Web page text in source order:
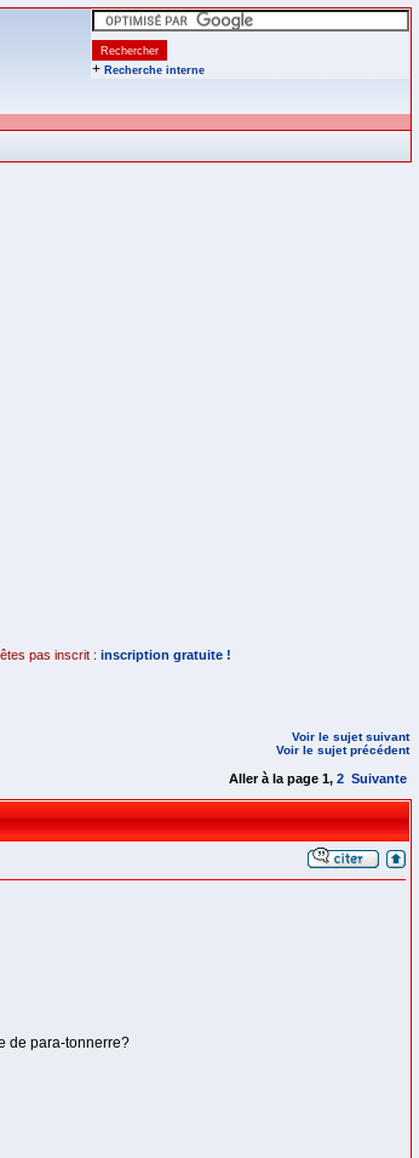
+ Recherche interne
pas inscrit : inscription gratuite !
Voir le sujet suivant
Voir le sujet précédent
Aller à la page 1, 2 Suivante
de para-tonnerre?